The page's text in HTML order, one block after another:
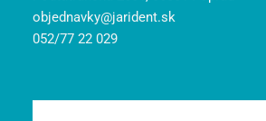
objednavky@jarident.sk
052/77 22 029